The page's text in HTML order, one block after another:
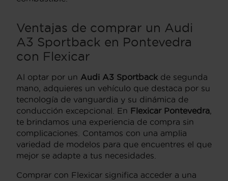
Ventajas de comprar un Audi
A3 Sportback en Pontevedra
con Flexicar
Al optar por un Audi A3 Sportback de segunda
mano, adquieres un vehículo que destaca por su
tecnología de vanguardia y su dinámica de
conducción excepcional. En Flexicar Pontevedra,
te brindamos una experiencia de compra sin
complicaciones. Contamos con una amplia
variedad de modelos para que encuentres el que
mejor se adapte a tus necesidades.
Comprar con Flexicar significa acceder a una